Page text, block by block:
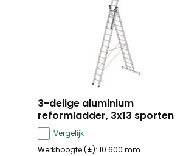
3-delige aluminium
reformladder, 3x13 sporten
Vergelijk
Werkhoogte (±): 10.600 mm...